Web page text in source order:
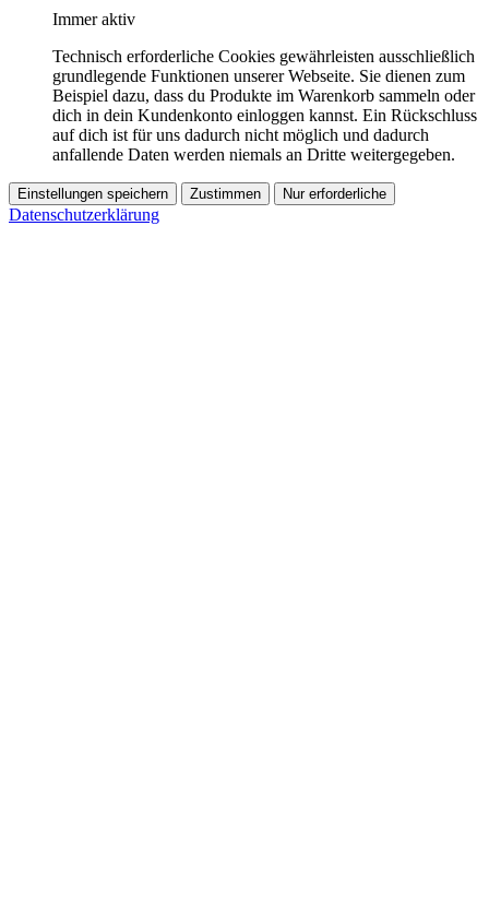
Immer aktiv
Technisch erforderliche Cookies gewährleisten ausschließlich
grundlegende Funktionen unserer Webseite. Sie dienen zum
Beispiel dazu, dass du Produkte im Warenkorb sammeln oder
dich in dein Kundenkonto einloggen kannst. Ein Rückschluss
auf dich ist für uns dadurch nicht möglich und dadurch
anfallende Daten werden niemals an Dritte weitergegeben.
Einstellungen speichern Zustimmen Nur erforderliche
Datenschutzerklärung